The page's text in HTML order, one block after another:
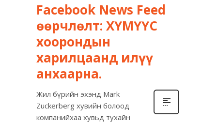
Facebook News Feed
өөрчлөлт: ХҮМҮҮС
хоорондын
харилцаанд илүү
анхаарна.
Жил бүрийн эхэнд Mark
Zuckerberg хувийн болоод
компанийхаа хувьд тухайн